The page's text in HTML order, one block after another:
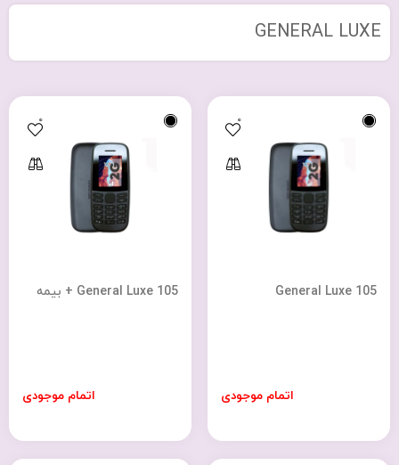
GENERAL LUXE
General Luxe 105
اتمام موجودی
0
General Luxe 105 + بیمه
اتمام موجودی
0